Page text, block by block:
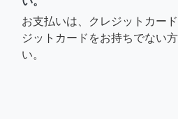
お支払いは、クレジットカー
ジットカードをお持ちでない
い。